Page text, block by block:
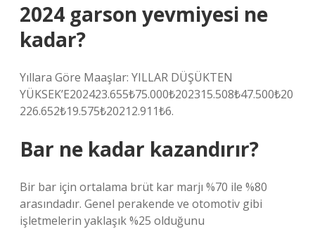
2024 garson yevmiyesi ne
kadar?
Yıllara Göre Maaşlar: YILLAR DÜŞÜKTEN
YÜKSEK’E202423.655₺75.000₺202315.508₺47.500₺20
226.652₺19.575₺20212.911₺6.
Bar ne kadar kazandırır?
Bir bar için ortalama brüt kar marjı %70 ile %80
arasındadır. Genel perakende ve otomotiv gibi
işletmelerin yaklaşık %25 olduğunu